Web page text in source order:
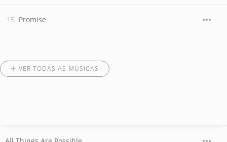
Promise
VER TODAS AS MÚSICAS